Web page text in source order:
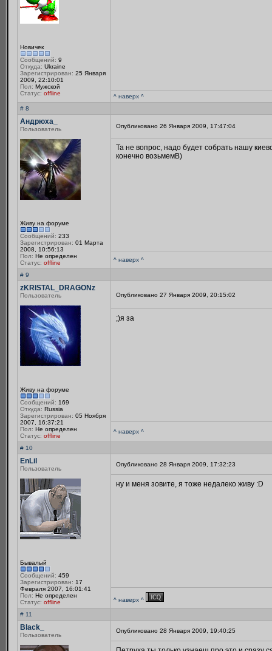
Новичек
Сообщений: 9
Откуда: Ukraine
Зарегистрирован: 25 Января
2009, 22:10:01
Пол: Мужской
Статус: offline
^ наверх ^
# 8
Андрюха_
Пользователь
Живу на форуме
Сообщений: 233
Зарегистрирован: 01 Марта
2008, 10:56:13
Пол: Не определен
Статус: offline
Опубликовано 26 Января 2009, 17:47:04
Та не вопрос, надо будет собрать нашу
конечно возьмемB)
^ наверх ^
# 9
zKRISTAL_DRAGONz
Пользователь
Живу на форуме
Сообщений: 169
Откуда: Russia
Зарегистрирован: 05 Ноября
2007, 16:37:21
Пол: Не определен
Статус: offline
Опубликовано 27 Января 2009, 20:15:02
;)я за
^ наверх ^
# 10
EnLil
Пользователь
Бывалый
Сообщений: 459
Зарегистрирован: 17
Февраля 2007, 16:01:41
Пол: Не определен
Статус: offline
Опубликовано 28 Января 2009, 17:32:23
ну и меня зовите, я тоже недалеко живу :D
^ наверх ^
# 11
Black_
Пользователь
Опубликовано 28 Января 2009, 19:40:25